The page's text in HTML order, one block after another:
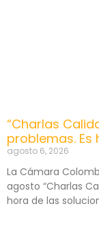
“Charlas
problemas. Es
agosto 6, 2026
La Cámara
agosto “Charlas
hora de las